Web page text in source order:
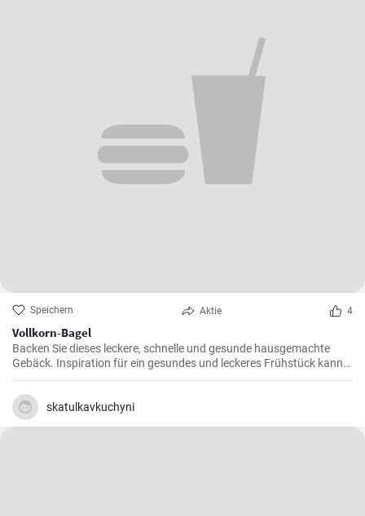
Speichern Aktie 4
Vollkorn-Bagel
Backen Sie dieses leckere, schnelle und gesunde hausgemachte
Gebäck. Inspiration für ein gesundes und leckeres Frühstück kann
man nie genug haben.
skatulkavkuchyni